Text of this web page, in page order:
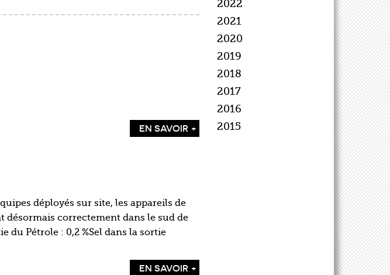
2022
2021
2020
2019
2018
2017
2016
2015
EN SAVOIR +
déployés sur site, les appareils de
correctement dans le sud de
du Pétrole : 0,2 %Sel dans la sortie
EN SAVOIR +